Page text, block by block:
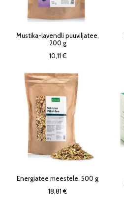
Mustika-lavendli puuviljatee,
200 g
10,11 €
Energiatee meestele, 500 g
18,81 €